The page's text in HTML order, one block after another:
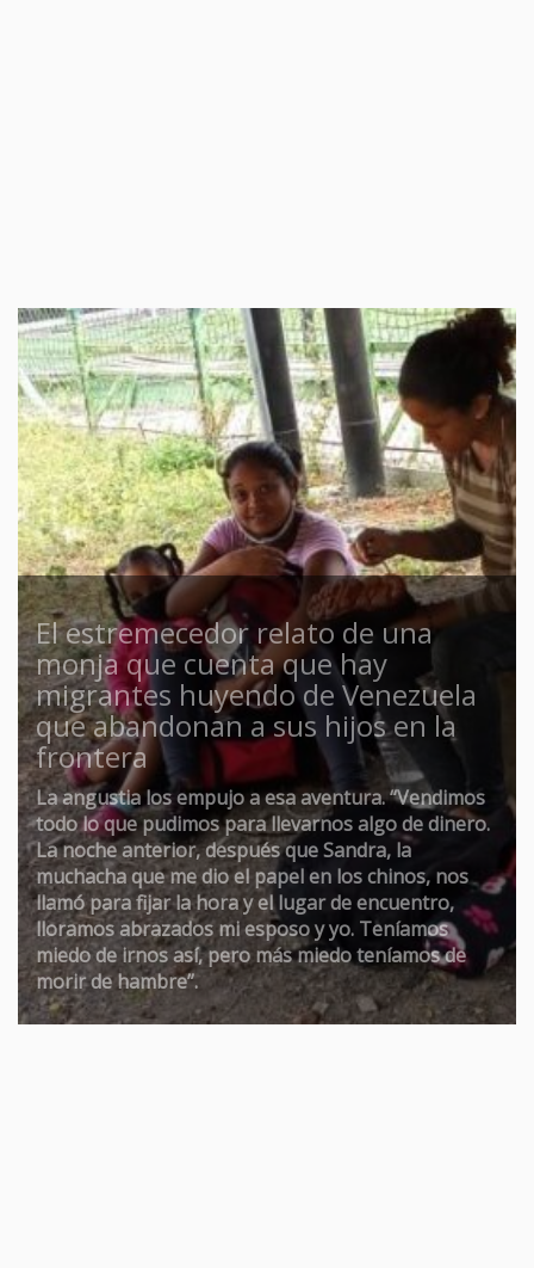
El estremecedor relato de una
monja que cuenta que hay
migrantes huyendo de Venezuela
que abandonan a sus hijos en la
frontera
La angustia los empujo a esa aventura. “Vendimos
todo lo que pudimos para llevarnos algo de dinero.
La noche anterior, después que Sandra, la
muchacha que me dio el papel en los chinos, nos
llamó para fijar la hora y el lugar de encuentro,
lloramos abrazados mi esposo y yo. Teníamos
miedo de irnos así, pero más miedo teníamos de
morir de hambre”.